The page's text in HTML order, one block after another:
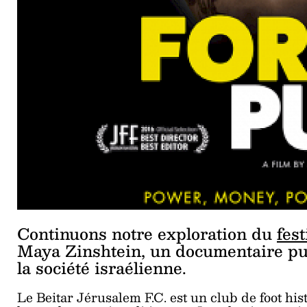
Continuons notre exploration du
Maya Zinshtein, un documentaire
la société israélienne.
Le Beitar Jérusalem F.C. est un club de foot